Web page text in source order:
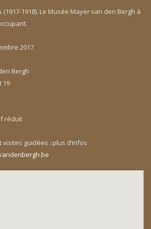
1918). Le Musée Mayer van den Bergh à
2017
Bergh
19
réduit
visites guidées : plus d’infos